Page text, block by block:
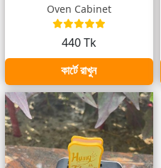
Oven Cabinet
440 Tk
কার্টে রাখুন